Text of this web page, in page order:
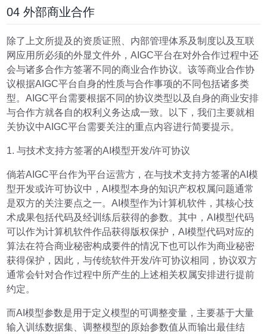
04 外部商业合作
除了上文所提及的资质证照、内部管理体系及制度以及互联
网应用所必须的外显文件外，AIGC平台在对外合作过程中还
会与诸多合作方签署不同的商业合作协议。该等商业合作协
议根据AIGC平台自身的性质与合作事项的不同包括诸多类
型。AIGC平台需要根据不同的协议类型以及自身的商业安排
与合作方就各自的权利义务达成一致。以下，我们主要就相
关协议中AIGC平台需要关注的重点内容进行简要提示。
1. 与技术支持方签署的AI模型开发/许可协议
倘若AIGC平台作为平台运营方，在与技术支持方签署的AI模
型开发或许可协议中，AI模型本身的知识产权权属问题通常
是双方的关注要点之一。AI模型作为计算机软件，其核心技
术成果包括代码及经训练后获得的参数。其中，AI模型代码
可以作为计算机软件作品获得版权保护，AI模型代码对应的
算法在符合商业秘密构成要件的情况下也可以作为商业秘密
获得保护，因此，与传统软件开发/许可协议相同，协议双方
通常会针对合作过程中所产生的上述相关权属安排进行提前
约定。
而AI模型参数是用于定义模型的可调整变量，主要基于大量
输入训练数据集、调整模型的原始参数值从而输出最佳结